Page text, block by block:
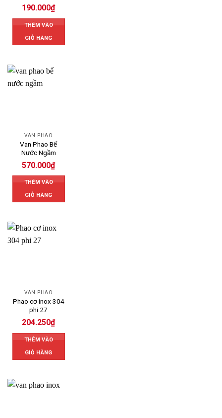
190.000₫
THÊM VÀO
GIỎ HÀNG
VAN PHAO
Van Phao Bể
Nước Ngầm
570.000₫
THÊM VÀO
GIỎ HÀNG
VAN PHAO
Phao cơ inox 304
phi 27
204.250₫
THÊM VÀO
GIỎ HÀNG